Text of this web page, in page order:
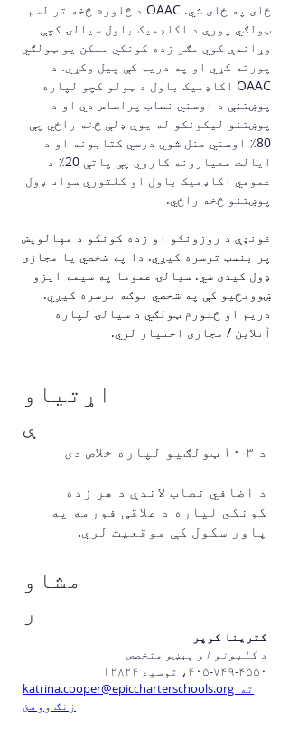
ځای په ځای شي. OAAC د څلورم څخه تر لسم
ټولګي پورې د اکاډمیک باول سیالۍ کچې
وړاندې کوي مګر زده کونکي ممکن یو ټولګي
پورته کړي او په دریم کې پیل وکړي. د
OAAC اکاډمیک باول د ټولو کچو لپاره
پوښتنې د اوسني نصاب پراساس دي او د
پوښتنو لیکونکو له یوې ډلې څخه راځي چې
80٪ اوسني منل شوي درسي کتابونه او د
ایالت معیارونه کاروي چې پاتې 20٪ د
عمومي اکاډمیک باول او کلتوري سواد ډول
پوښتنو څخه راځي.
غونډې د روزونکو او زده کونکو د مهالویش
پر بنسټ ترسره کیږي. دا په شخصي یا مجازی
ډول کیدی شي. سیالۍ عموما په سیمه ایزو
ښوونځیو کې په شخصي توګه ترسره کیږي.
دریم او څلورم ټولګي د سیالۍ لپاره
آنلاین / مجازی اختیار لري.
اړتیاو
ې
د ۳-۱۰ ټولګیو لپاره خلاص دی
د اضافي نصاب لاندې د هر زده
کونکي لپاره د علاقې فورمه په
پاور سکول کې موقعیت لري.
مشاو
ر
کترینا کوپر
د کلبونو او پیښو متخصص
۴۰۵-۷۴۹-۴۵۵۰، توسیع ۱۲۸۲۴
katrina.cooper@epiccharterschools.org ته
زنګ ووهئ